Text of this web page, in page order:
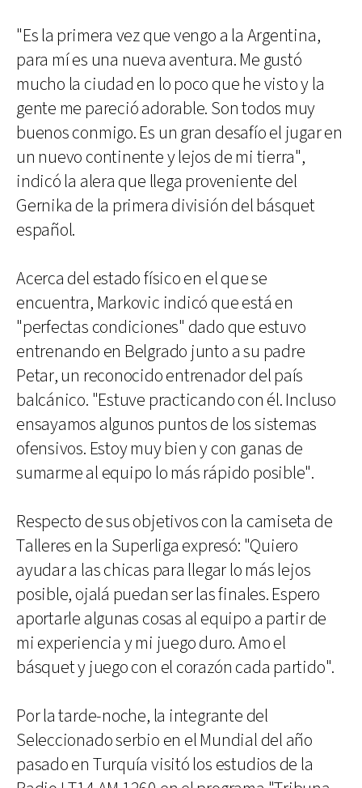
"Es la primera vez que vengo a la Argentina,
para mí es una nueva aventura. Me gustó
mucho la ciudad en lo poco que he visto y la
gente me pareció adorable. Son todos muy
buenos conmigo. Es un gran desafío el jugar en
un nuevo continente y lejos de mi tierra",
indicó la alera que llega proveniente del
Gernika de la primera división del básquet
español.
Acerca del estado físico en el que se
encuentra, Markovic indicó que está en
"perfectas condiciones" dado que estuvo
entrenando en Belgrado junto a su padre
Petar, un reconocido entrenador del país
balcánico. "Estuve practicando con él. Incluso
ensayamos algunos puntos de los sistemas
ofensivos. Estoy muy bien y con ganas de
sumarme al equipo lo más rápido posible".
Respecto de sus objetivos con la camiseta de
Talleres en la Superliga expresó: "Quiero
ayudar a las chicas para llegar lo más lejos
posible, ojalá puedan ser las finales. Espero
aportarle algunas cosas al equipo a partir de
mi experiencia y mi juego duro. Amo el
básquet y juego con el corazón cada partido".
Por la tarde-noche, la integrante del
Seleccionado serbio en el Mundial del año
pasado en Turquía visitó los estudios de la